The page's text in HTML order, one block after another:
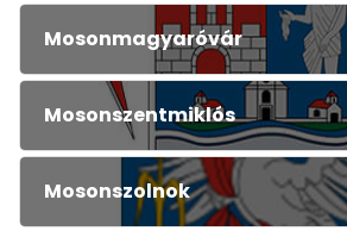
Mosonmagyaróvár
Mosonszentmiklós
Mosonszolnok